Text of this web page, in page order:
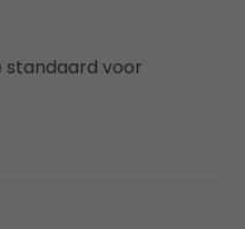
standaard voor